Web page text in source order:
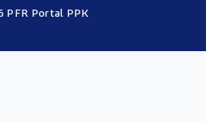
PFR Portal PPK
- PFR Portal PPK sp. z o.o., spółkę